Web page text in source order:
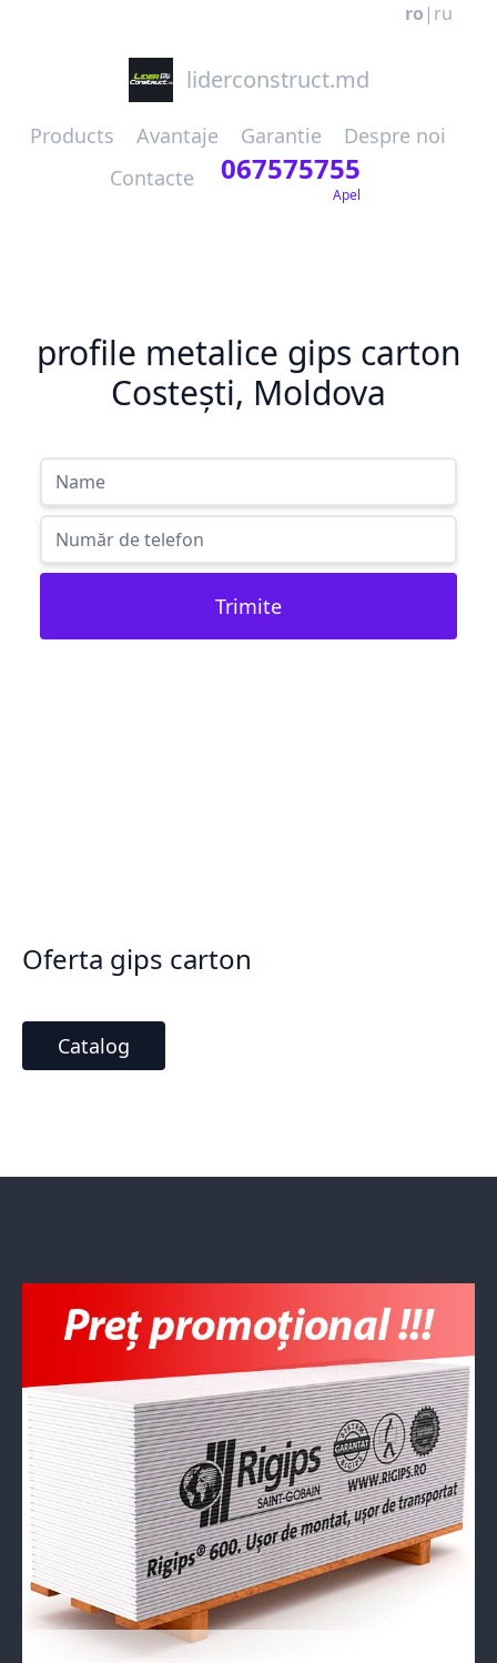
ro | ru
liderconstruct.md
Products Avantaje Garantie
Despre noi
Contacte
067575755
Apel
profile metalice gips carton
Costești, Moldova
Trimite
Oferta gips carton
Catalog